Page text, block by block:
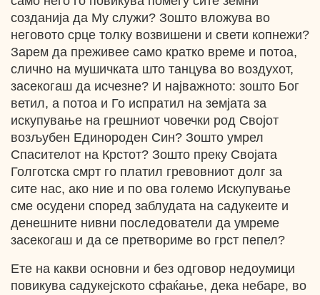
созданија да Му служи? Зошто вложува во
неговото срце толку возвишени и свети копнежи?
Зарем да преживее само кратко време и потоа,
слично на мушичката што танцува во воздухот,
засекогаш да исчезне? И најважното: зошто Бог
ветил, а потоа и Го испратил на земјата за
искупување на грешниот човечки род Својот
возљубен Единороден Син? Зошто умрел
Спасителот на Крстот? Зошто преку Својата
Голготска смрт го платил гревовниот долг за
сите нас, ако ние и по ова големо Искупување
сме осудени според заблудата на садукеите и
денешните нивни последователи да умреме
засекогаш и да се претвориме во грст пепел?
Ете на какви основни и без одговор недоумици
повикува садукејското сфаќање, дека небаре, во